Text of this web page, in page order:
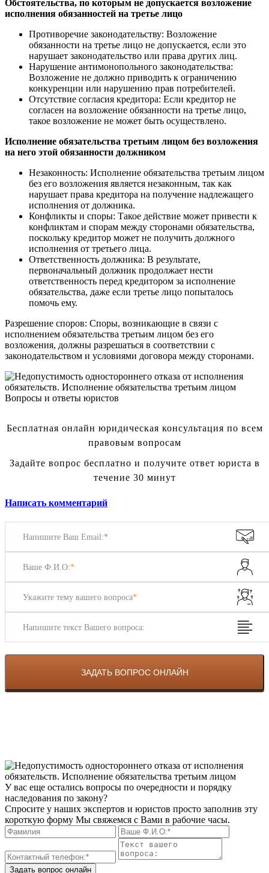
Обстоятельства, по которым не допускается возложение
исполнения обязанностей на третье лицо
Противоречие законодательству: Возложение
обязанности на третье лицо не допускается, если это
нарушает законодательство или права других лиц.
Нарушение антимонопольного законодательства:
Возложение не должно приводить к ограничению
конкуренции или нарушению прав потребителей.
Отсутствие согласия кредитора: Если кредитор не
согласен на возложение обязанности на третье лицо,
такое возложение не может быть осуществлено.
Исполнение обязательства третьим лицом без возложения
на него этой обязанности должником
Незаконность: Исполнение обязательства третьим лицом
без его возложения является незаконным, так как
нарушает права кредитора на получение надлежащего
исполнения от должника.
Конфликты и споры: Такое действие может привести к
конфликтам и спорам между сторонами обязательства,
поскольку кредитор может не получить должного
исполнения от третьего лица.
Ответственность должника: В результате,
первоначальный должник продолжает нести
ответственность перед кредитором за исполнение
обязательства, даже если третье лицо попыталось
помочь ему.
Разрешение споров: Споры, возникающие в связи с
исполнением обязательства третьим лицом без его
возложения, должны разрешаться в соответствии с
законодательством и условиями договора между сторонами.
Вопросы и ответы юристов
Бесплатная онлайн юридическая консультация по всем
правовым вопросам
Задайте вопрос бесплатно и получите ответ юриста в
течение 30 минут
Написать комментарий
Напишите Ваш Email:*
Ваше Ф.И.О:*
Укажите тему вашего вопроса*
Напишите текст Вашего вопроса:
У вас еще остались вопросы по очередности и порядку
наследования по закону?
Спросите у наших экспертов и юристов просто заполнив эту
короткую форму Мы свяжемся с Вами в рабочие часы.
Задать вопрос онлайн